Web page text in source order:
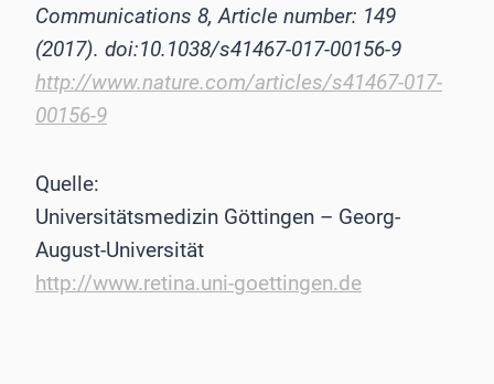
Communications 8, Article number: 149
(2017). doi:10.1038/s41467-017-00156-9
http://www.nature.com/articles/s41467-017-
00156-9
Quelle:
Universitätsmedizin Göttingen – Georg-
August-Universität
http://www.retina.uni-goettingen.de